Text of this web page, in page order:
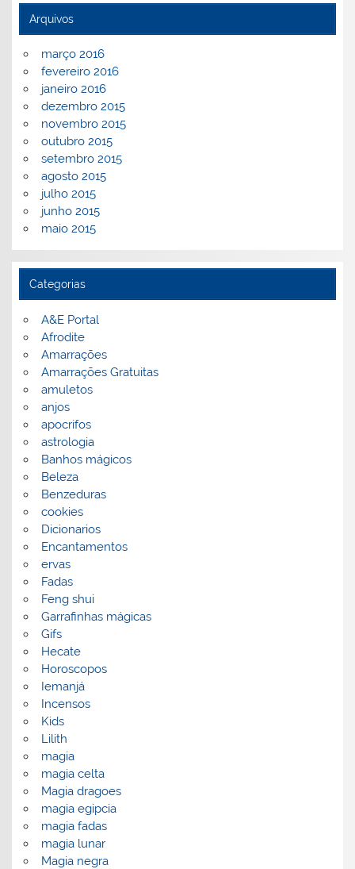
Arquivos
março 2016
fevereiro 2016
janeiro 2016
dezembro 2015
novembro 2015
outubro 2015
setembro 2015
agosto 2015
julho 2015
junho 2015
maio 2015
Categorias
A&E Portal
Afrodite
Amarrações
Amarrações Gratuitas
amuletos
anjos
apocrifos
astrologia
Banhos mágicos
Beleza
Benzeduras
cookies
Dicionarios
Encantamentos
ervas
Fadas
Feng shui
Garrafinhas mágicas
Gifs
Hecate
Horoscopos
Iemanjá
Incensos
Kids
Lilith
magia
magia celta
Magia dragoes
magia egipcia
magia fadas
magia lunar
Magia negra